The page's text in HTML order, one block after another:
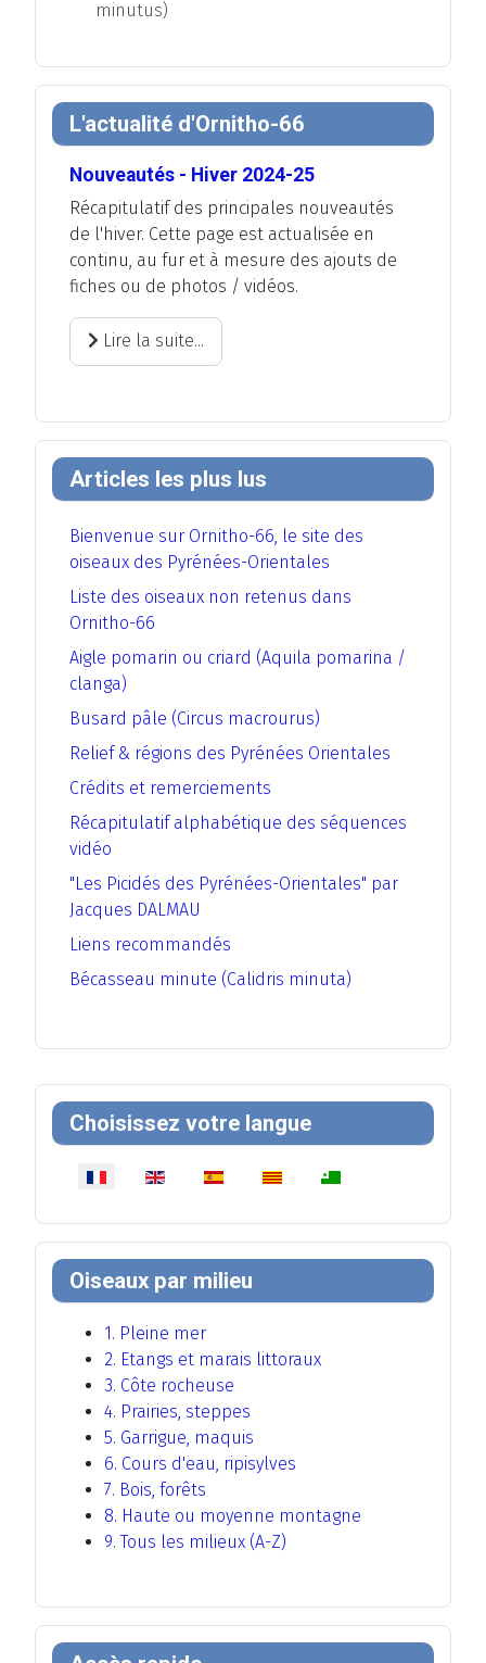
Choisissez votre langue
Sélectionnez votre langue
Oiseaux par milieu
1. Pleine mer
2. Etangs et marais littoraux
3. Côte rocheuse
4. Prairies, steppes
5. Garrigue, maquis
6. Cours d'eau, ripisylves
7. Bois, forêts
8. Haute ou moyenne montagne
9. Tous les milieux (A-Z)
minutus)
L'actualité d'Ornitho-66
Nouveautés - Hiver 2024-25
Récapitulatif des principales nouveautés
de l'hiver. Cette page est actualisée en
continu, au fur et à mesure des ajouts de
fiches ou de photos / vidéos.
Lire la suite...
Articles les plus lus
Bienvenue sur Ornitho-66, le site des
oiseaux des Pyrénées-Orientales
Liste des oiseaux non retenus dans
Ornitho-66
Aigle pomarin ou criard (Aquila pomarina /
clanga)
Busard pâle (Circus macrourus)
Relief & régions des Pyrénées Orientales
Crédits et remerciements
Récapitulatif alphabétique des séquences
vidéo
"Les Picidés des Pyrénées-Orientales" par
Jacques DALMAU
Liens recommandés
Bécasseau minute (Calidris minuta)